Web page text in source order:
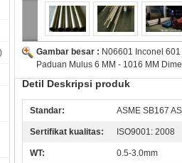
Gambar besar : N06601 Inconel
Paduan Mulus 6 MM - 1016 MM
Detil Deskripsi produk
Standar: ASME SB167
Sertifikat kualitas: ISO9001: 2008
WT: 0.5-3.0mm